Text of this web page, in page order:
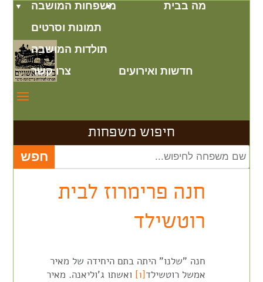
מה בבית
משפחות המושבה
תמונות וסרטים
תולדות המושבה
חדשות ואירועים
צרו קשר
חיפוש משפחות
חנה פרימרוז לבית
רוטשילד
חנה "שלנו" היתה בתם היחידה של מאיר
אמשל רוטשילד[1]
ואשתו ג'וליאנה. מאיר